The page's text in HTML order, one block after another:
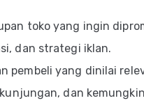
toko yang ingin
dan strategi iklan.
pembeli yang dinilai
dan